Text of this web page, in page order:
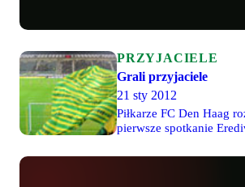
PRZYJACIELE
Grali przyjaciele
21 sty 2012
Piłkarze FC Den Haag
pierwsze spotkanie
pojedynku z Rodą